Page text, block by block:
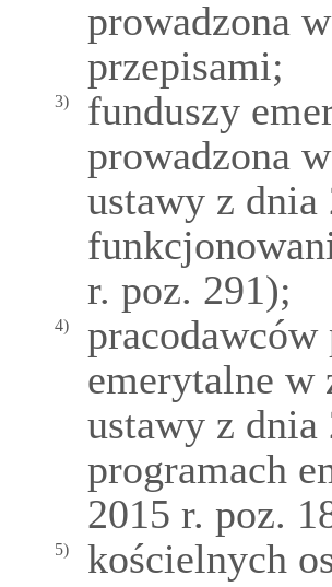
prowadzona
przepisami;
3)
funduszy
prowadzona
ustawy z
r. poz. 291);
4)
emerytalne w
ustawy z
programach
2015 r. poz.
5)
kościelnych